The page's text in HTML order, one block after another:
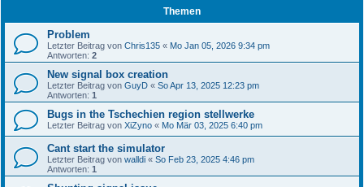
Themen
Problem
Letzter Beitrag von Chris135 « Mo Jan 05, 2026 9:34 pm
Antworten: 2
New signal box creation
Letzter Beitrag von GuyD « So Apr 13, 2025 12:23 pm
Antworten: 1
Bugs in the Tschechien region stellwerke
Letzter Beitrag von XiZyno « Mo Mär 03, 2025 6:40 pm
Cant start the simulator
Letzter Beitrag von walldi « So Feb 23, 2025 4:46 pm
Antworten: 1